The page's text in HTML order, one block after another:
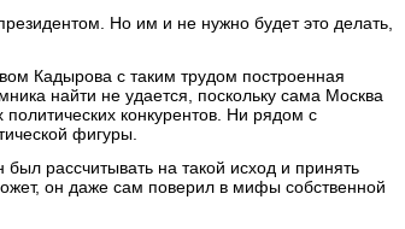
Но им и не нужно будет это делать,
Кадырова с таким трудом построенная
найти не удается, поскольку сама Москва
конкурентов. Ни рядом с
фигуры.
рассчитывать на такой исход и принять
он даже сам поверил в мифы собственной